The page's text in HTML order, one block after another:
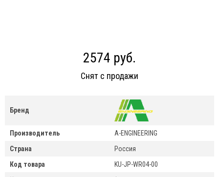
2574 руб.
Снят с продажи
Бренд
Производитель
A-ENGINEERING
Страна
Россия
Код товара
KU-JP-WR04-00